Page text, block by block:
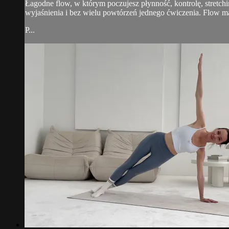
Łagodne flow, w którym poczujesz płynność, kontrolę,
wyjaśnienia i bez wielu powtórzeń jednego ćwiczenia. Flow
P...